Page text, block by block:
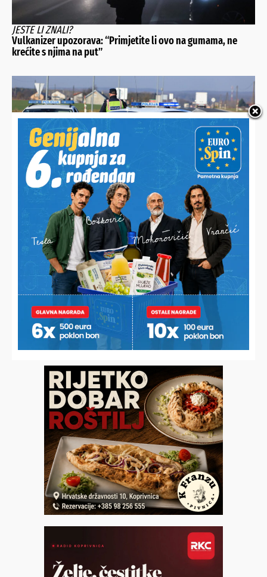
JESTE LI ZNALI?
Vulkanizer upozorava: “Primjetite li ovo na gumama, ne
krećite s njima na put”
ISKLJUČEN JE IZ PROMETA
Vozio auto s vidljivim preinakama, tehnički otkrio dva
opasna i niz većih nedostataka